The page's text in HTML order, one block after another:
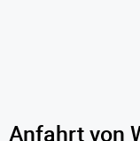
Anfahrt von